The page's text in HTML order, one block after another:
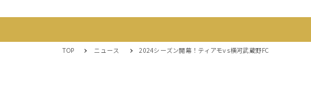
TOP ニュース 2024シーズン開幕！ティアモvs横河武蔵野FC